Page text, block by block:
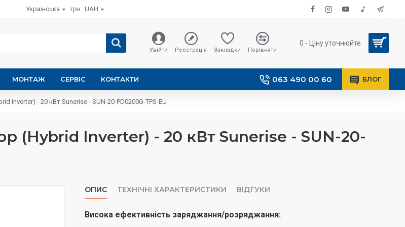
Українська грн. UAH
Увійти Реєстрація Закладки Порівняти
0 - Ціну уточнюйте
МОНТАЖ СЕРВІС КОНТАКТИ 063 490 00 60 БЛОГ
Inverter) - 20 кВт Sunerise - SUN-20-PD0200G-TPS-EU
(Hybrid Inverter) - 20 кВт Sunerise - SUN-20-
ОПИС ТЕХНІЧНІ ХАРАКТЕРИСТИКИ ВІДГУКИ
Висока ефективність заряджання/розряджання: